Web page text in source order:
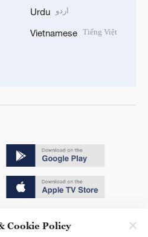
Urdu اردو
Vietnamese Tiếng Việt
Cookie Policy